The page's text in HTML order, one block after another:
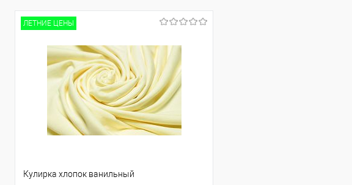
ЛЕТНИЕ ЦЕНЫ
Кулирка хлопок ванильный